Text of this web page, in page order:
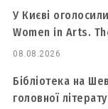
У Києві
Women in Arts.
08.08.2026
Бібліотека на
головної